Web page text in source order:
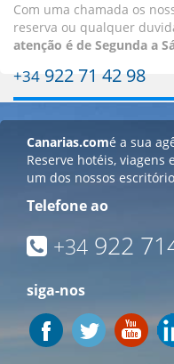
Com uma chamada os
reserva ou qualquer
atenção é de Segunda a
+34 922 71 42 98
Canarias.comé a sua
Reserve hotéis,
um dos nossos
Telefone ao
+34 922
siga-nos